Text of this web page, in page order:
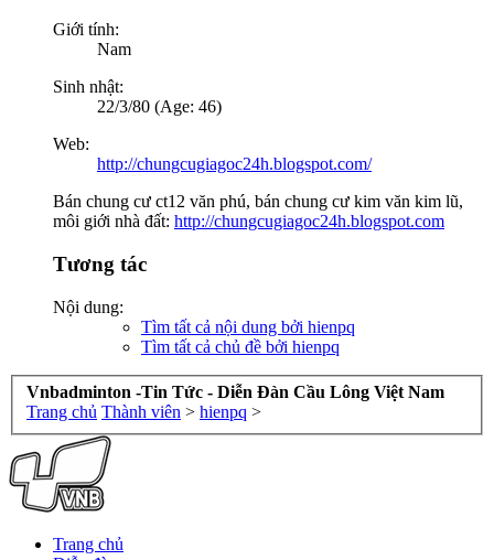
Giới tính:
Nam
Sinh nhật:
22/3/80 (Age: 46)
Web:
http://chungcugiagoc24h.blogspot.com/
Bán chung cư ct12 văn phú, bán chung cư kim văn kim lũ,
môi giới nhà đất: http://chungcugiagoc24h.blogspot.com
Tương tác
Nội dung:
Tìm tất cả nội dung bởi hienpq
Tìm tất cả chủ đề bởi hienpq
Vnbadminton -Tin Tức - Diễn Đàn Cầu Lông Việt Nam
Trang chủ Thành viên > hienpq >
Trang chủ